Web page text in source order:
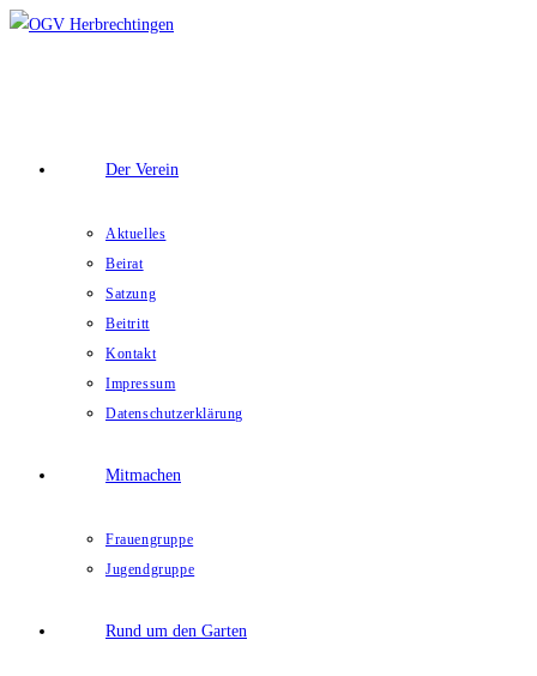
Zum
Der Verein
Aktuelles
Beirat
Satzung
Beitritt
Kontakt
Impressum
Datenschutzerklärung
Mitmachen
Frauengruppe
Jugendgruppe
Rund um den Garten